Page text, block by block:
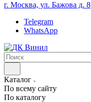
г. Москва, ул. Бажова д. 8
Telegram
WhatsApp
Каталог
По всему сайту
По каталогу